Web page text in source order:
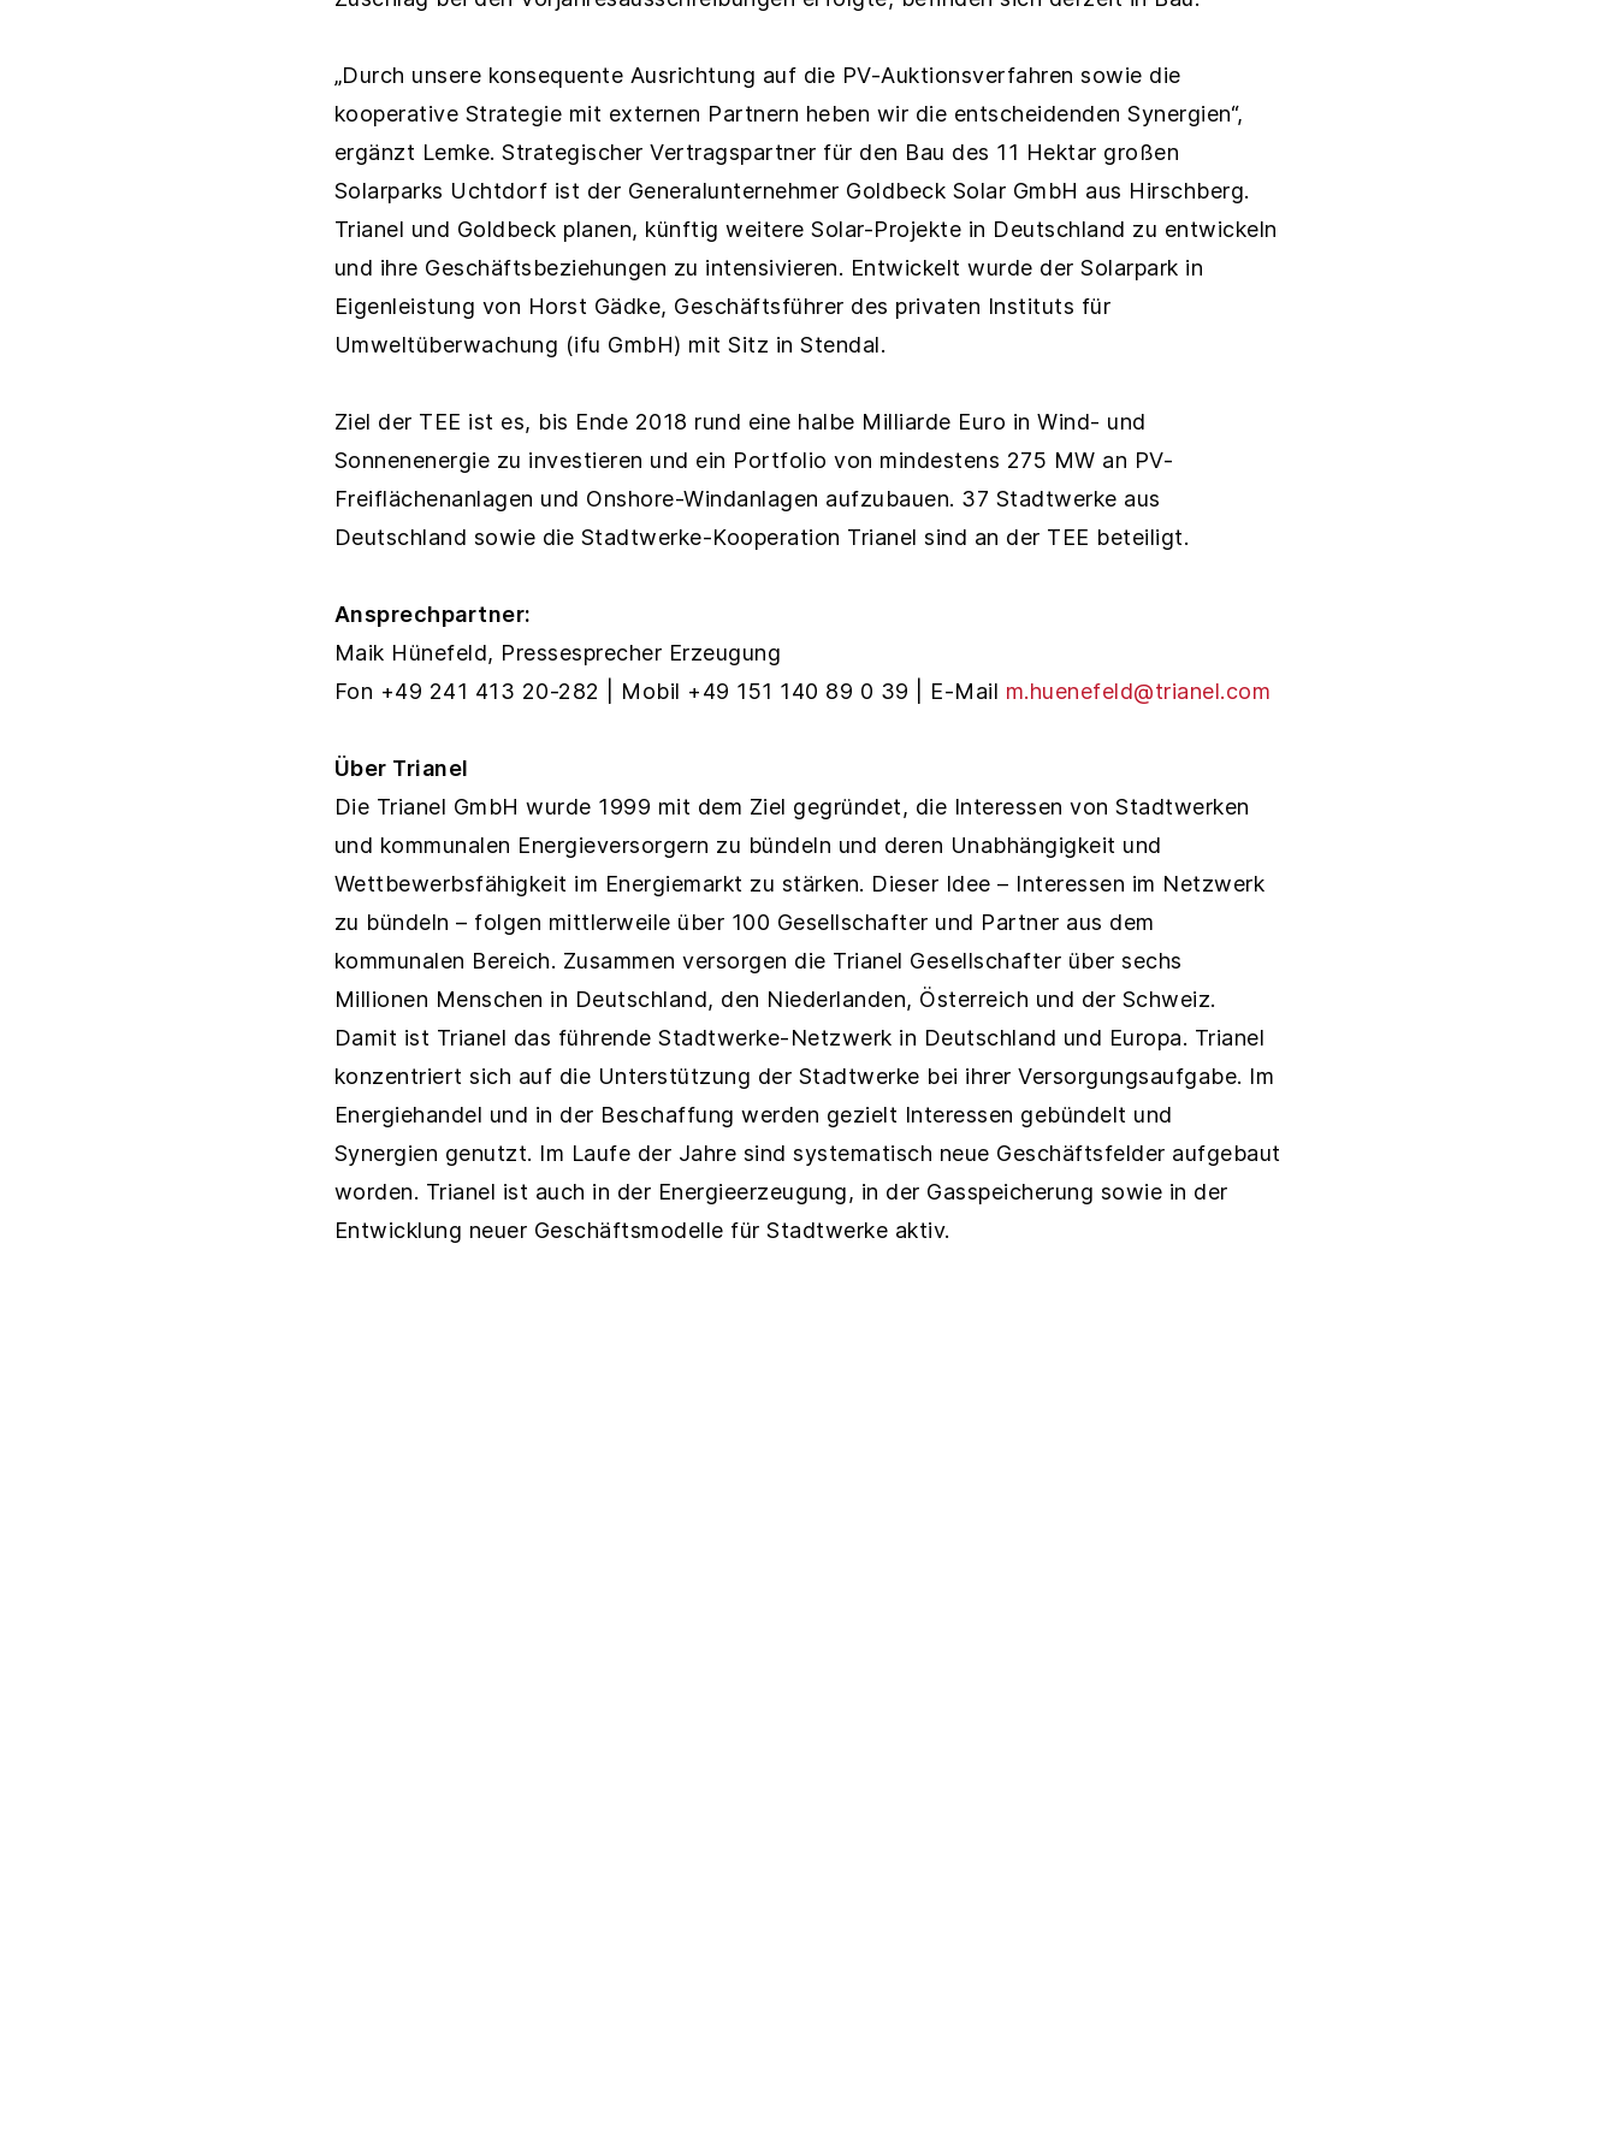
„Durch unsere konsequente Ausrichtung auf die PV-Auktionsverfahren sowie die
kooperative Strategie mit externen Partnern heben wir die entscheidenden Synergien“,
ergänzt Lemke. Strategischer Vertragspartner für den Bau des 11 Hektar großen
Solarparks Uchtdorf ist der Generalunternehmer Goldbeck Solar GmbH aus Hirschberg.
Trianel und Goldbeck planen, künftig weitere Solar-Projekte in Deutschland zu entwickeln
und ihre Geschäftsbeziehungen zu intensivieren. Entwickelt wurde der Solarpark in
Eigenleistung von Horst Gädke, Geschäftsführer des privaten Instituts für
Umweltüberwachung (ifu GmbH) mit Sitz in Stendal.
Ziel der TEE ist es, bis Ende 2018 rund eine halbe Milliarde Euro in Wind- und
Sonnenenergie zu investieren und ein Portfolio von mindestens 275 MW an PV-
Freiflächenanlagen und Onshore-Windanlagen aufzubauen. 37 Stadtwerke aus
Deutschland sowie die Stadtwerke-Kooperation Trianel sind an der TEE beteiligt.
Ansprechpartner:
Maik Hünefeld, Pressesprecher Erzeugung
Fon +49 241 413 20-282 | Mobil +49 151 140 89 0 39 | E-Mail m.huenefeld@trianel.com
Über Trianel
Die Trianel GmbH wurde 1999 mit dem Ziel gegründet, die Interessen von Stadtwerken
und kommunalen Energieversorgern zu bündeln und deren Unabhängigkeit und
Wettbewerbsfähigkeit im Energiemarkt zu stärken. Dieser Idee – Interessen im Netzwerk
zu bündeln – folgen mittlerweile über 100 Gesellschafter und Partner aus dem
kommunalen Bereich. Zusammen versorgen die Trianel Gesellschafter über sechs
Millionen Menschen in Deutschland, den Niederlanden, Österreich und der Schweiz.
Damit ist Trianel das führende Stadtwerke-Netzwerk in Deutschland und Europa. Trianel
konzentriert sich auf die Unterstützung der Stadtwerke bei ihrer Versorgungsaufgabe. Im
Energiehandel und in der Beschaffung werden gezielt Interessen gebündelt und
Synergien genutzt. Im Laufe der Jahre sind systematisch neue Geschäftsfelder aufgebaut
worden. Trianel ist auch in der Energieerzeugung, in der Gasspeicherung sowie in der
Entwicklung neuer Geschäftsmodelle für Stadtwerke aktiv.